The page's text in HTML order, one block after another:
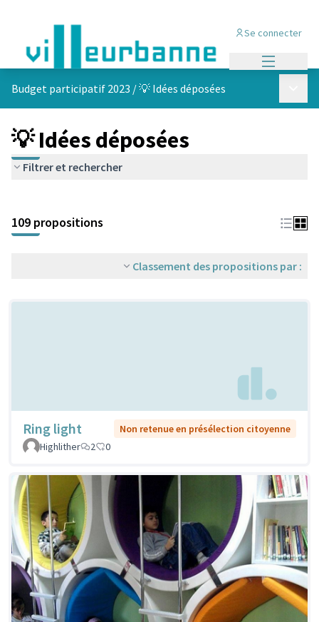
Se connecter
Budget participatif 2023 /💡 Idées déposées
💡 Idées déposées
Filtrer et rechercher
+
−
109 propositions
Classement des propositions par :
Ring light
Non retenue en présélection citoyenne
Highlither
2 0